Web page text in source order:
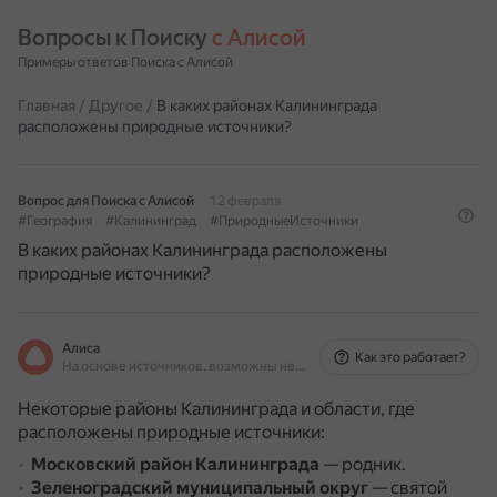
Вопросы к Поиску с Алисой
Примеры ответов Поиска с Алисой
Главная / Другое / В каких районах Калининграда
расположены природные источники?
Вопрос для Поиска с Алисой
12 февраля
#География
#Калининград #ПриродныеИсточники
В каких районах Калининграда расположены
природные источники?
Алиса
На основе источников, возможны неточности
Как это работает?
Некоторые районы Калининграда и области, где
расположены природные источники:
Московский район Калининграда — родник.
Зеленоградский муниципальный округ — святой